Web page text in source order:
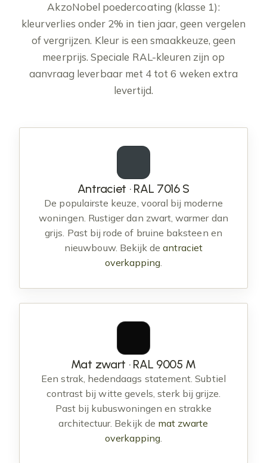
AkzoNobel poedercoating (klasse 1):
kleurverlies onder 2% in tien jaar, geen vergelen
of vergrijzen. Kleur is een smaakkeuze, geen
meerprijs. Speciale RAL-kleuren zijn op
aanvraag leverbaar met 4 tot 6 weken extra
levertijd.
Antraciet · RAL 7016 S
De populairste keuze, vooral bij moderne
woningen. Rustiger dan zwart, warmer dan
grijs. Past bij rode of bruine baksteen en
nieuwbouw. Bekijk deantraciet
overkapping
Mat zwart · RAL 9005 M
Een strak, hedendaags statement. Subtiel
contrast bij witte gevels, sterk bij grijze.
Past bij kubuswoningen en strakke
architectuur. Bekijk de mat zwarte
overkapping